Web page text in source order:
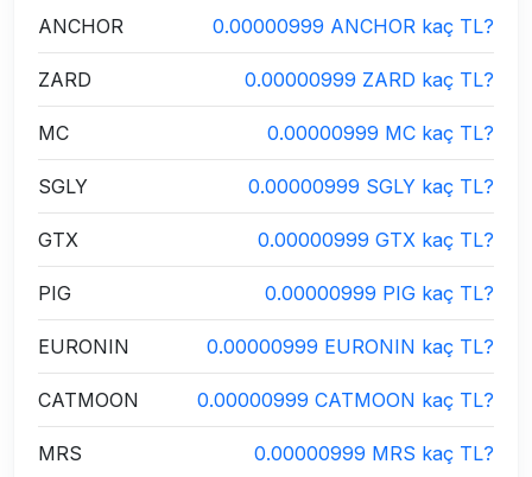
ANCHOR 0.00000999 ANCHOR kaç TL?
ZARD 0.00000999 ZARD kaç TL?
MC 0.00000999 MC kaç TL?
SGLY 0.00000999 SGLY kaç TL?
GTX 0.00000999 GTX kaç TL?
PIG 0.00000999 PIG kaç TL?
EURONIN 0.00000999 EURONIN kaç TL?
CATMOON 0.00000999 CATMOON kaç TL?
MRS 0.00000999 MRS kaç TL?